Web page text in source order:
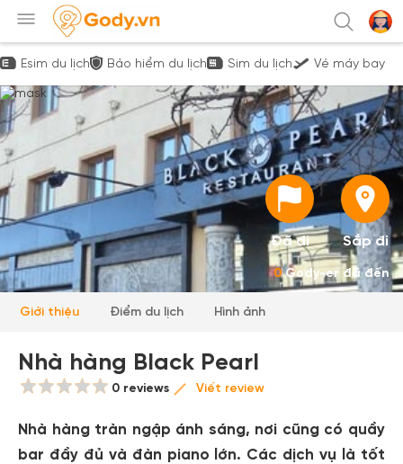
Esim du lịch Bảo hiểm du lịch Sim du lịch Vé máy bay
Đã đi Sắp đi
0Gody-er đã đến
Giới thiệu Điểm du lịch Hình ảnh
Nhà hàng Black Pearl
0 reviews Viết review
Nhà hàng tràn ngập ánh sáng, nơi cũng có quầy
bar đầy đủ và đàn piano lớn. Các dịch vụ là tốt